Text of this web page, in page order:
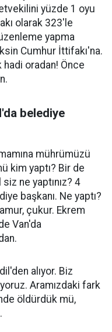
yüzde 1 oyu
olarak 323'le
yapma
Cumhur İttifakı'na.
oradan! Önce
belediye
mührümüzü
kim yaptı? Bir de
ne yaptınız? 4
başkanı. Ne yaptı?
çukur. Ekrem
Van'da
alıyor. Biz
Aramızdaki fark
öldürdük mü,